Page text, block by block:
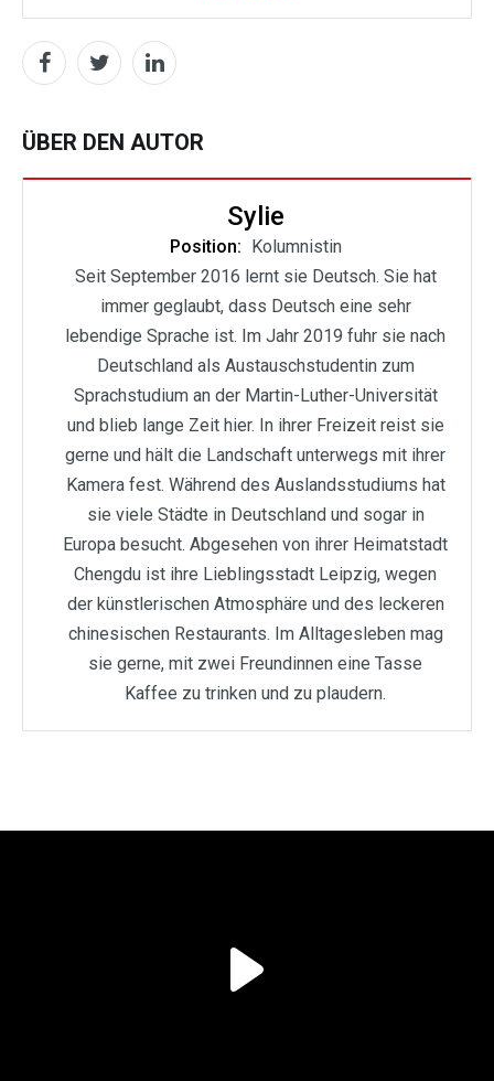
ÜBER DEN AUTOR
Sylie
Position:
Kolumnistin
Seit September 2016 lernt sie Deutsch. Sie hat
immer geglaubt, dass Deutsch eine sehr
lebendige Sprache ist. Im Jahr 2019 fuhr sie nach
Deutschland als Austauschstudentin zum
Sprachstudium an der Martin-Luther-Universität
und blieb lange Zeit hier. In ihrer Freizeit reist sie
gerne und hält die Landschaft unterwegs mit ihrer
Kamera fest. Während des Auslandsstudiums hat
sie viele Städte in Deutschland und sogar in
Europa besucht. Abgesehen von ihrer Heimatstadt
Chengdu ist ihre Lieblingsstadt Leipzig, wegen
der künstlerischen Atmosphäre und des leckeren
chinesischen Restaurants. Im Alltagesleben mag
sie gerne, mit zwei Freundinnen eine Tasse
Kaffee zu trinken und zu plaudern.